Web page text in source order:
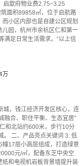
启歆府物业费2.75~3.25
面积89858㎡，位于启航路
小区内部也是自建公区规划
园，杭州市余杭区仁和第一
满足日常生活需求。“以上信
万
城，钱江经济开发区核心，连
融合、职住平衡、生态宜居”
和北站约600米，步行10分
。 二、产品亮点关键词 3. 低
17层小高层组成，打造绿意
元/㎡，配备东芝中央空
和电视机岩板背景墙提升装